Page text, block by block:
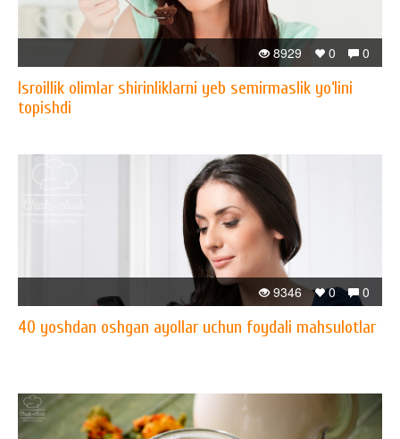
0
0
8929
Isroillik olimlar shirinliklarni yeb semirmaslik yo‘lini
topishdi
0
0
9346
40 yoshdan oshgan ayollar uchun foydali mahsulotlar